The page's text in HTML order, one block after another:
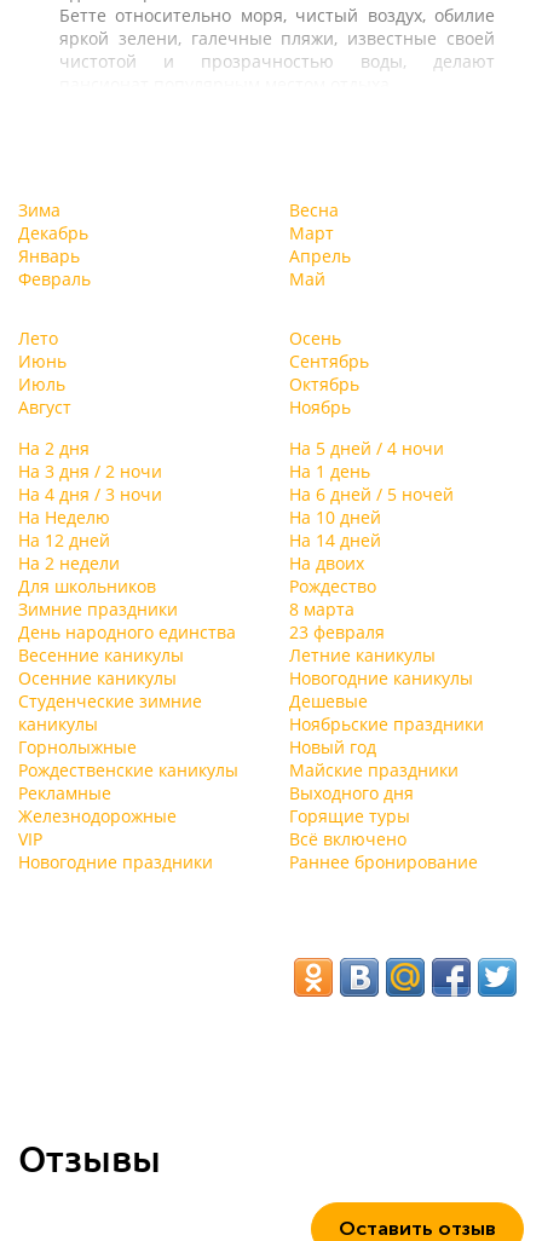
Бетте относительно моря, чистый воздух, обилие
яркой зелени, галечные пляжи, известные своей
чистотой и прозрачностью воды, делают
Зима
Декабрь
Январь
Февраль
Весна
Март
Апрель
Май
Лето
Июнь
Июль
Август
Осень
Сентябрь
Октябрь
Ноябрь
На 2 дня
На 5 дней / 4 ночи
На 3 дня / 2 ночи
На 1 день
На 4 дня / 3 ночи
На 6 дней / 5 ночей
На Неделю
На 10 дней
На 12 дней
На 14 дней
На 2 недели
На двоих
Для школьников
Рождество
Зимние праздники
8 марта
День народного единства
23 февраля
Весенние каникулы
Летние каникулы
Осенние каникулы
Новогодние каникулы
Студенческие зимние
каникулы
Дешевые
Ноябрьские праздники
Горнолыжные
Новый год
Рождественские каникулы
Майские праздники
Рекламные
Выходного дня
Железнодорожные
Горящие туры
VIP
Всё включено
Новогодние праздники
Раннее бронирование
Отзывы
Оставить отзыв